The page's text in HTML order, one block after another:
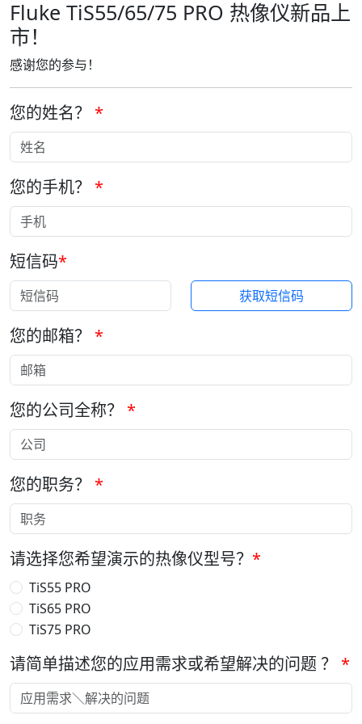
Fluke TiS55/65/75 PRO 热像仪新品上
市！
感谢您的参与！
您的姓名？ *
您的手机？ *
短信码*
获取短信码
您的邮箱？ *
您的公司全称？ *
您的职务？ *
请选择您希望演示的热像仪型号？ *
TiS55 PRO
TiS65 PRO
TiS75 PRO
请简单描述您的应用需求或希望解决的问题 ？ *